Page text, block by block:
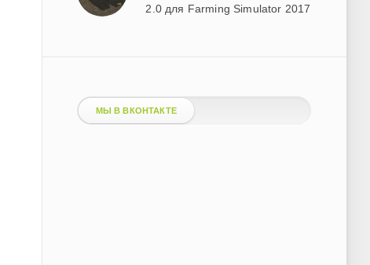
2.0 для Farming Simulator 2017
МЫ В ВКОНТАКТЕ